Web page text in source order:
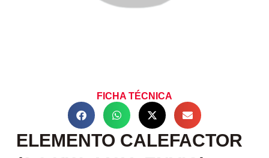
FICHA TÉCNICA
ELEMENTO CALEFACTOR